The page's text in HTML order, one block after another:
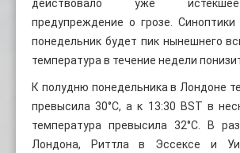
действовало уже
предупреждение о грозе.
понедельник будет пик нынешнего
температура в течение недели
К полудню понедельника в Лондоне
превысила 30°C, а к 13:30 BST в
температура превысила 32°C. В
Лондона, Риттла в Эссексе и